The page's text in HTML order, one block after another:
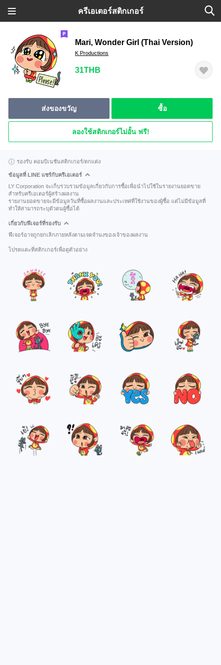
ครีเอเตอร์สติกเกอร์
Mari, Wonder Girl (Thai Version)
K Productions
31THB
ส่งของขวัญ ซื้อ
ลองใช้สติกเกอร์ไม่อั้น ฟรี!
รองรับ คอมบิเนชันสติกเกอร์/ตกแต่ง
ข้อมูลที่ LINE แชร์กับครีเอเตอร์
LY Corporation จะเก็บรวบรวมข้อมูลเกี่ยวกับการซื้อเพื่อนำไปใช้ในรายงานยอดขาย
สำหรับครีเอเตอร์ผู้สร้างผลงาน
รายงานยอดขายจะมีข้อมูลวันที่ซื้อผลงานและประเทศที่ใช้งานของผู้ซื้อ แต่ไม่มีข้อมูลที่
ทำให้สามารถระบุตัวตนผู้ซื้อได้
เกี่ยวกับฟีเจอร์ที่รองรับ
ฟีเจอร์อาจถูกยกเลิกภายหลังตามเจตจำนงของเจ้าของผลงาน
โปรดแตะที่สติกเกอร์เพื่อดูตัวอย่าง